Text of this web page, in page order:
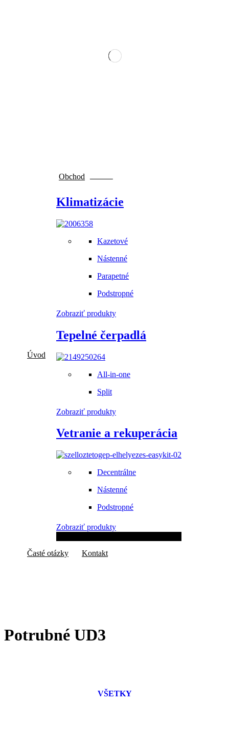
Úvod
Obchod
Klimatizácie
Kazetové
Nástenné
Parapetné
Podstropné
Zobraziť produkty
Tepelné čerpadlá
All-in-one
Split
Zobraziť produkty
Vetranie a rekuperácia
Decentrálne
Nástenné
Podstropné
Zobraziť produkty
ZABEZPEČÍME MONTÁŽ!
Objednajte si u nás montáž rýchlo
Časté otázky Kontakt
Potrubné UD3
VŠETKY